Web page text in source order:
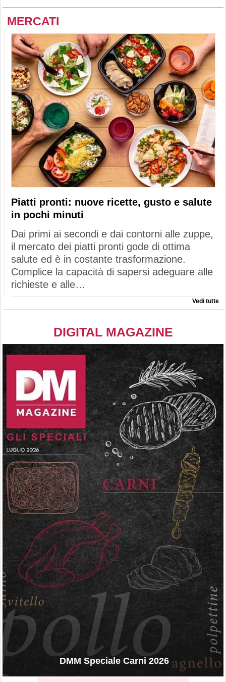
MERCATI
Piatti pronti: nuove ricette, gusto e salute
in pochi minuti
Dai primi ai secondi e dai contorni alle zuppe,
il mercato dei piatti pronti gode di ottima
salute ed è in costante trasformazione.
Complice la capacità di sapersi adeguare alle
richieste e alle…
Vedi tutte
DIGITAL MAGAZINE
DMM Speciale Carni 2026